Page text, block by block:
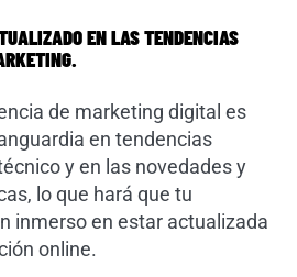
EN LAS TENDENCIAS
de marketing digital es
en tendencias
y en las novedades y
lo que hará que tu
inmerso en estar actualizada
online.